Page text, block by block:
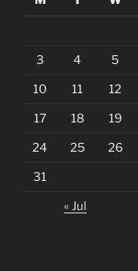
3 4 5
10 11 12
17 18 19
24 25 26
31
« Jul